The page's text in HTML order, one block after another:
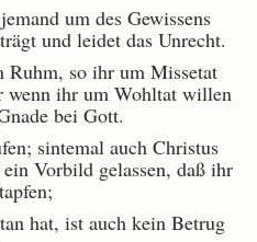
um des Gewissens
und leidet das Unrecht.
Ruhm, so ihr um Missetat
wenn ihr um Wohltat willen
bei Gott.
sintemal auch Christus
Vorbild gelassen, daß ihr
hat, ist auch kein Betrug